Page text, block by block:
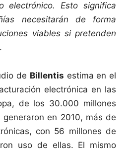
electrónico. Esto significa
necesitarán de forma
viables si pretenden
.
de Billentis estima en el
electrónica en las
de los 30.000 millones
en 2010, más de
con 56 millones de
uso de ellas. El mismo